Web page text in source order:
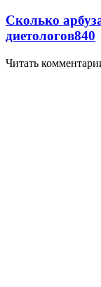
Сколько
диетологов840
Читать